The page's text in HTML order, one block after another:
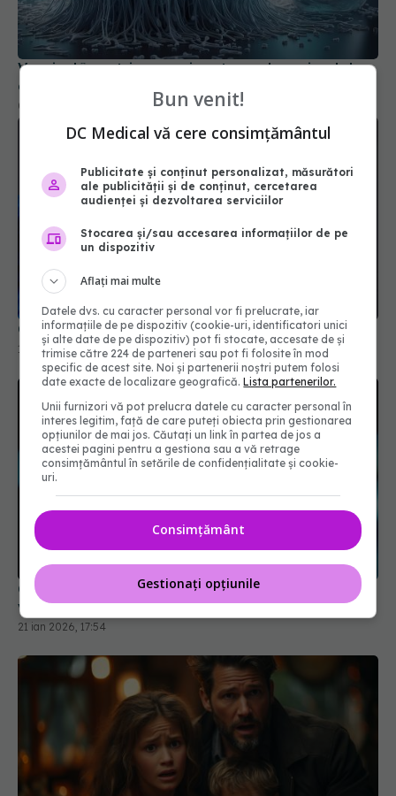
Vaccinul împotriva zonei zoster reduce riscul de
demență cu 20%
09 dec 2025, 10:56
Ce trebuie să știi despre vaccinul COVID
15 mar 2026, 13:00
Oamenii de ştiinţă din Rusia au dezvoltat un nou
vaccin
21 ian 2026, 17:54
Bun venit!
DC Medical vă cere consimțământul
Publicitate și conținut personalizat, măsurători
ale publicității și de conținut, cercetarea
audienței și dezvoltarea serviciilor
Stocarea și/sau accesarea informațiilor de pe
un dispozitiv
Aflați mai multe
Datele dvs. cu caracter personal vor fi prelucrate, iar
informațiile de pe dispozitiv (cookie-uri, identificatori unici
și alte date de pe dispozitiv) pot fi stocate, accesate de și
trimise către 224 de parteneri sau pot fi folosite în mod
specific de acest site. Noi și partenerii noștri putem folosi
date exacte de localizare geografică.Lista partenerilor.
Unii furnizori vă pot prelucra datele cu caracter personal în
interes legitim, față de care puteți obiecta prin gestionarea
opțiunilor de mai jos. Căutați un link în partea de jos a
acestei pagini pentru a gestiona sau a vă retrage
consimțământul în setările de confidențialitate și cookie-
uri.
Consimțământ
Gestionați opțiunile